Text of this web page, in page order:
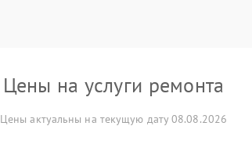
Цены на услуги ремонта
Цены актуальны на текущую дату 08.08.2026